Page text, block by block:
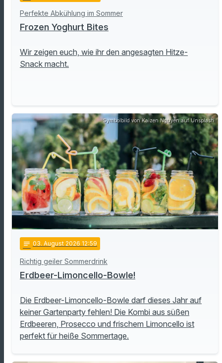
Perfekte Abkühlung im Sommer
Frozen Yoghurt Bites
Wir zeigen euch, wie ihr den angesagten Hitze-
Snack macht.
Symbolbild von Kaizen Nguyễn auf Unsplash
notes 03. August 2026 12:59
Richtig geiler Sommerdrink
Erdbeer-Limoncello-Bowle!
Die Erdbeer-Limoncello-Bowle darf dieses Jahr auf
keiner Gartenparty fehlen! Die Kombi aus süßen
Erdbeeren, Prosecco und frischem Limoncello ist
perfekt für heiße Sommertage.